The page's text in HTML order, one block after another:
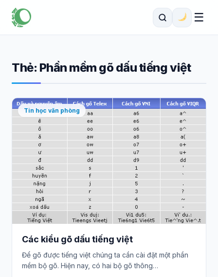
☰
Thẻ: Phần mềm gõ dấu tiếng việt
Tin học văn phòng
Các kiểu gõ dấu tiếng việt
Để gõ được tiếng việt chúng ta cần cài đặt một phần
mềm bộ gõ. Hiện nay, có hai bộ gõ thông…